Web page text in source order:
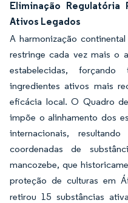
Eliminação Regulatória
Ativos Legados
A harmonização
restringe cada vez mais o
estabelecidas, forçando
ingredientes ativos mais
eficácia local. O Quadro
impõe o alinhamento dos
internacionais,
coordenadas de
mancozebe, que
proteção de culturas em
retirou 15 substâncias